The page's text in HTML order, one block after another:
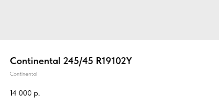
Continental 245/45 R19102Y
Continental
14 000 р.